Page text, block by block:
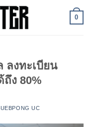
0
ลงทะเบียน
ง 80%
UC